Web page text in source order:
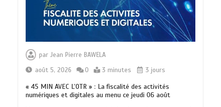
parJean Pierre BAWELA
août 5, 2026
0 3 minutes 3 jours
« 45 MIN AVEC L’OTR » : La fiscalité des activités
numériques et digitales au menu ce jeudi 06 août
TRANSFORMATION SOCIALE :
Feuille de route
5 minutes